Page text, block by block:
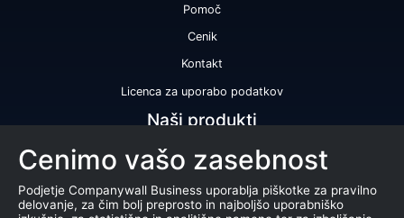
Pomoč
Cenik
Kontakt
Licenca za uporabo podatkov
Naši produkti
Bonitetna ocena
Bonitetno poročilo
Certifikat bonitetne odličnosti
Cenimo vašo zasebnost
Podjetje Companywall Business uporablja piškotke za pravilno
delovanje, za čim bolj preprosto in najboljšo uporabniško